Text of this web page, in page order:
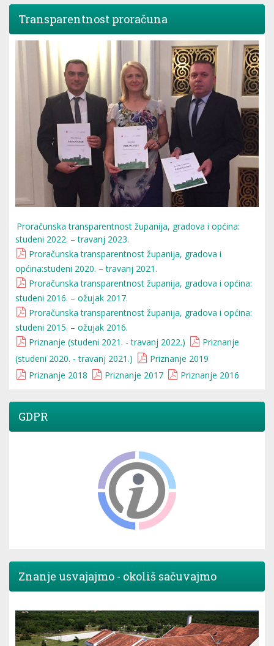
Transparentnost proračuna
Proračunska transparentnost županija, gradova i općina:
studeni 2022. – travanj 2023.
Proračunska transparentnost županija, gradova i
općina:studeni 2020. – travanj 2021.
Proračunska transparentnost županija, gradova i općina:
studeni 2016. – ožujak 2017.
Proračunska transparentnost županija, gradova i općina:
studeni 2015. – ožujak 2016.
Priznanje (studeni 2021. - travanj 2022.)
Priznanje
(studeni 2020. - travanj 2021.)
Priznanje 2019
Priznanje 2018
Priznanje 2017 Priznanje 2016
GDPR
Znanje usvajajmo - okoliš sačuvajmo